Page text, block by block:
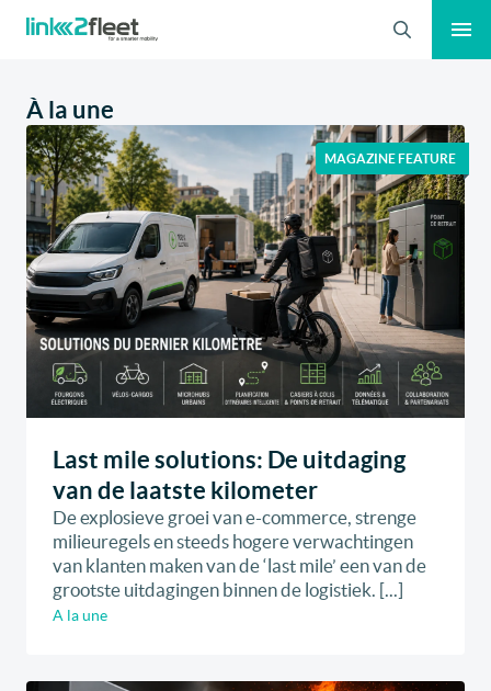
Recherche
À la une
MAGAZINE FEATURE
Last mile solutions: De uitdaging
van de laatste kilometer
De explosieve groei van e-commerce, strenge
milieuregels en steeds hogere verwachtingen
van klanten maken van de ‘last mile’ een van de
grootste uitdagingen binnen de logistiek. [...]
A la une